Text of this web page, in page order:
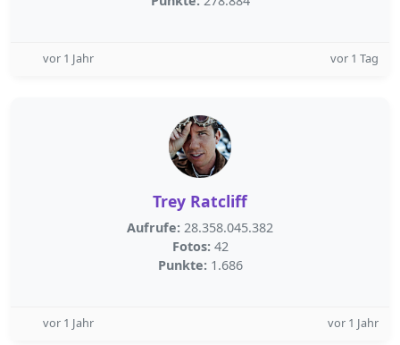
vor 1 Jahr vor 1 Tag
Trey Ratcliff
Aufrufe: 28.358.045.382
Fotos: 42
Punkte: 1.686
vor 1 Jahr vor 1 Jahr